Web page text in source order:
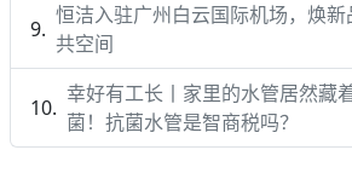
恒洁入驻广州白云国际机场，焕新
共空间
幸好有工长丨家里的水管居然藏
菌！抗菌水管是智商税吗？